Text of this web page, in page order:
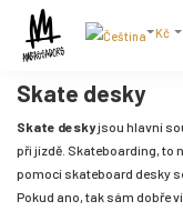
Kč
Skate desky
Skate deskyjsou hlavní
při jízdě. Skateboarding, to
pomocí skateboard desky
Pokud ano, tak sám dobře